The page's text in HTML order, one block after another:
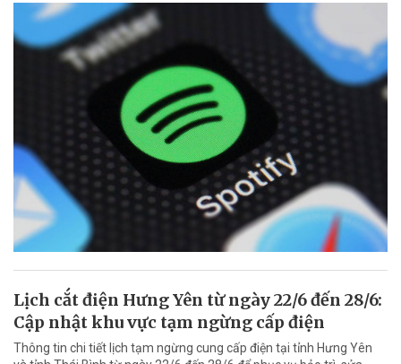
Lịch cắt điện Hưng Yên từ ngày 22/6 đến 28/6:
Cập nhật khu vực tạm ngừng cấp điện
Thông tin chi tiết lịch tạm ngừng cung cấp điện tại tỉnh Hưng Yên